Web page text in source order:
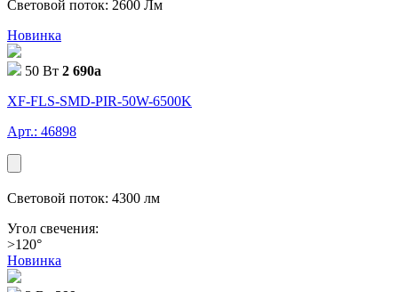
Световой поток: 2600 Лм
Новинка
50 Вт 2 690a
XF-FLS-SMD-PIR-50W-6500K
Арт.: 46898
Световой поток: 4300 лм
Угол свечения:
>120°
Новинка